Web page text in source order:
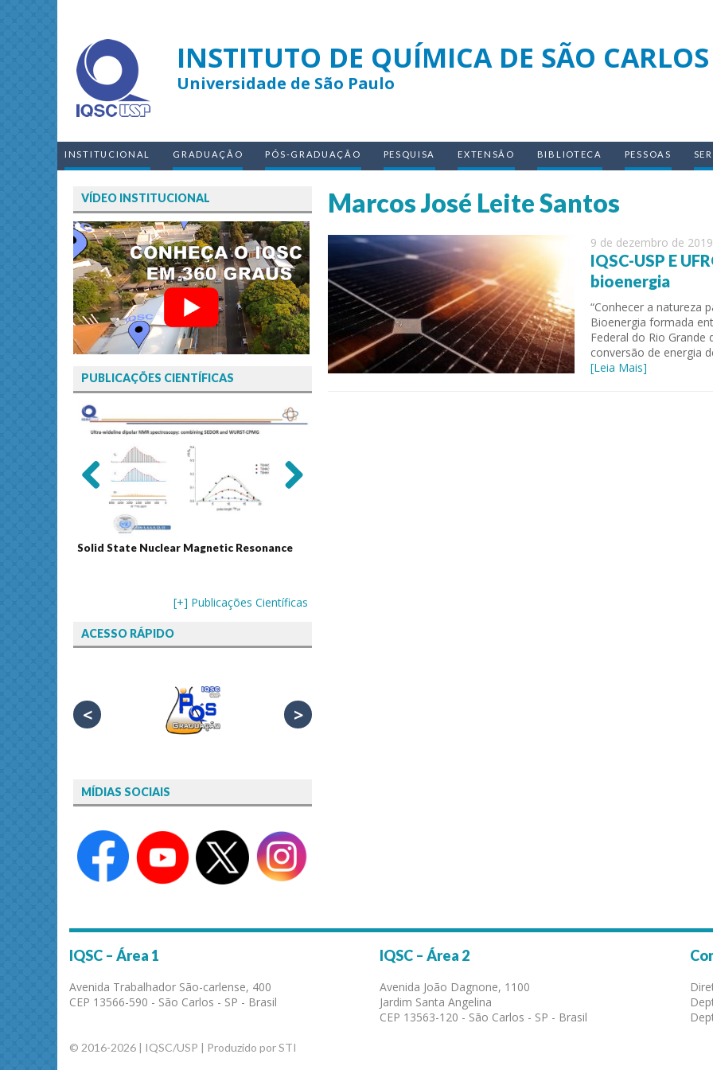
INSTITUTO DE QUÍMICA DE SÃO CARLOS
Universidade de São Paulo
INSTITUCIONAL GRADUAÇÃO PÓS-GRADUAÇÃO PESQUISA EXTENSÃO BIBLIOTECA PESSOAS
Marcos José Leite Santos
9 de dezembro de 2019
IQSC-USP E
bioenergia
“Conhecer a natureza
Bioenergia formada
Federal do Rio
conversão de energia
[Leia Mais]
VÍDEO INSTITUCIONAL
PUBLICAÇÕES CIENTÍFICAS
Solid State Nuclear Magnetic Resonance
[+] Publicações Científicas
ACESSO RÁPIDO
< >
MÍDIAS SOCIAIS
IQSC – Área 1
Avenida Trabalhador São-carlense, 400
CEP 13566-590 - São Carlos - SP - Brasil
IQSC – Área 2
Avenida João Dagnone, 1100
Jardim Santa Angelina
CEP 13563-120 - São Carlos - SP - Brasil
© 2016-2026 | IQSC/USP | Produzido por STI